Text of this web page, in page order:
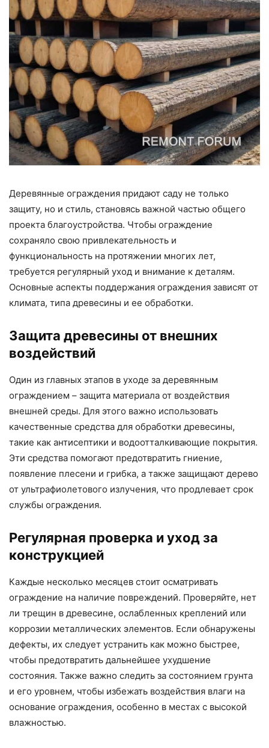
Деревянные ограждения придают саду не только
защиту, но и стиль, становясь важной частью общего
проекта благоустройства. Чтобы ограждение
сохраняло свою привлекательность и
функциональность на протяжении многих лет,
требуется регулярный уход и внимание к деталям.
Основные аспекты поддержания ограждения зависят от
климата, типа древесины и ее обработки.
Защита древесины от внешних
воздействий
Один из главных этапов в уходе за деревянным
ограждением – защита материала от воздействия
внешней среды. Для этого важно использовать
качественные средства для обработки древесины,
такие как антисептики и водоотталкивающие покрытия.
Эти средства помогают предотвратить гниение,
появление плесени и грибка, а также защищают дерево
от ультрафиолетового излучения, что продлевает срок
службы ограждения.
Регулярная проверка и уход за
конструкцией
Каждые несколько месяцев стоит осматривать
ограждение на наличие повреждений. Проверяйте, нет
ли трещин в древесине, ослабленных креплений или
коррозии металлических элементов. Если обнаружены
дефекты, их следует устранить как можно быстрее,
чтобы предотвратить дальнейшее ухудшение
состояния. Также важно следить за состоянием грунта
и его уровнем, чтобы избежать воздействия влаги на
основание ограждения, особенно в местах с высокой
влажностью.